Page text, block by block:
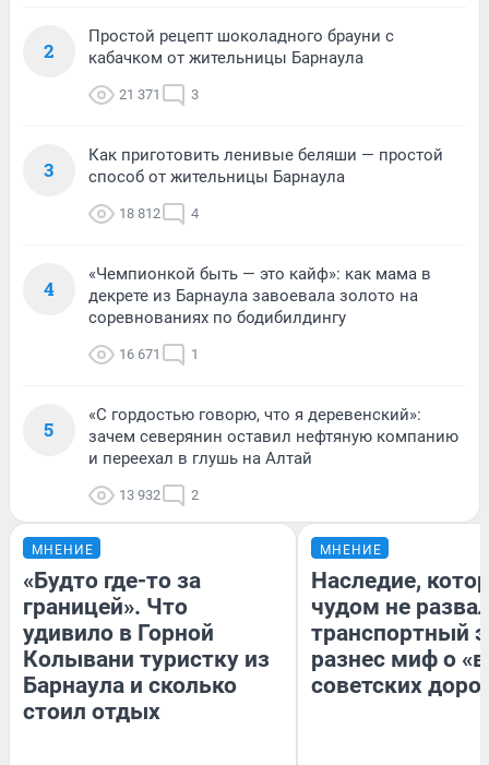
2
Простой рецепт шоколадного брауни с
кабачком от жительницы Барнаула
21 371 3
3
Как приготовить ленивые беляши — простой
способ от жительницы Барнаула
18 812 4
4
«Чемпионкой быть — это кайф»: как мама в
декрете из Барнаула завоевала золото на
соревнованиях по бодибилдингу
16 671 1
5
«С гордостью говорю, что я деревенский»:
зачем северянин оставил нефтяную компанию
и переехал в глушь на Алтай
13 932 2
МНЕНИЕ
«Будто где-то за
границей». Что
удивило в Горной
Колывани туристку из
Барнаула и сколько
стоил отдых
МНЕНИЕ
Наследие,
чудом не
транспортный
разнес миф о
советских